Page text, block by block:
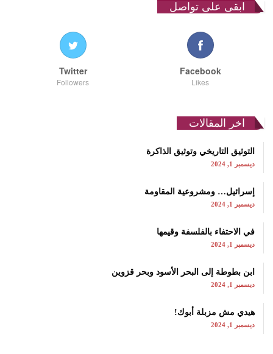
ابقى على تواصل
Facebook
Likes
Twitter
Followers
اخر المقالات
التوثيق التاريخي وتوثيق الذاكرة
ديسمبر 1, 2024
إسرائيل… ومشروعية المقاومة
ديسمبر 1, 2024
في الاحتفاء بالفلسفة وقيمها
ديسمبر 1, 2024
ابن بطوطة إلى البحر الأسود وبحر قزوين
ديسمبر 1, 2024
هيدي مش مزبلة أبوك!
ديسمبر 1, 2024